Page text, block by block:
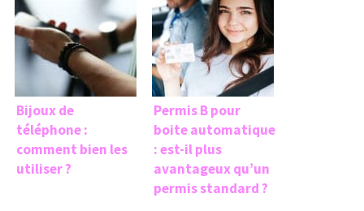
Bijoux de
téléphone :
comment bien les
utiliser ?
Permis B pour
boite automatique
: est-il plus
avantageux qu’un
permis standard ?